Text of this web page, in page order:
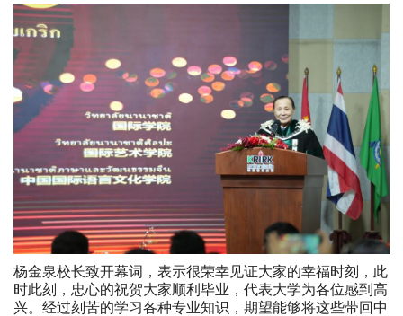
杨金泉校长致开幕词，表示很荣幸见证大家的幸福时刻，此
时此刻，忠心的祝贺大家顺利毕业，代表大学为各位感到高
兴。经过刻苦的学习各种专业知识，期望能够将这些带回中